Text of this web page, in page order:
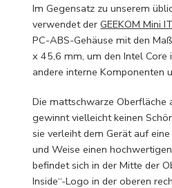
Im Gegensatz zu unserem
verwendet derGEEKOM Mini
PC-ABS-Gehäuse mit den
x 45,6 mm, um den Intel Core
andere interne Komponenten
Die mattschwarze Oberfläche
gewinnt vielleicht keinen
sie verleiht dem Gerät auf
und Weise einen
befindet sich in der Mitte der
Inside“-Logo in der oberen